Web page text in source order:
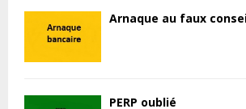
Arnaque au faux
PERP oublié